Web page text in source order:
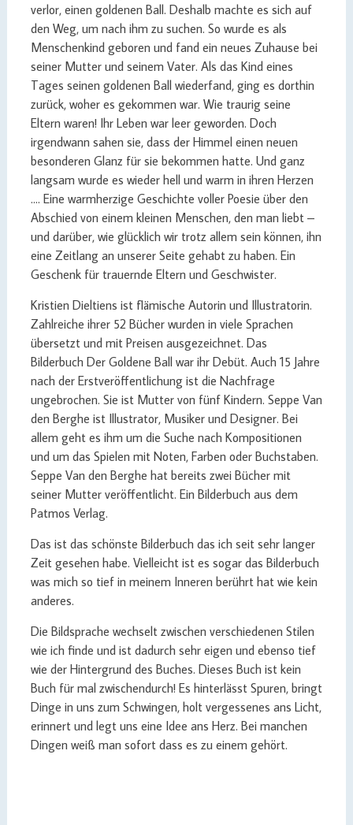
verlor, einen goldenen Ball. Deshalb machte es sich auf
den Weg, um nach ihm zu suchen. So wurde es als
Menschenkind geboren und fand ein neues Zuhause bei
seiner Mutter und seinem Vater. Als das Kind eines
Tages seinen goldenen Ball wiederfand, ging es dorthin
zurück, woher es gekommen war. Wie traurig seine
Eltern waren! Ihr Leben war leer geworden. Doch
irgendwann sahen sie, dass der Himmel einen neuen
besonderen Glanz für sie bekommen hatte. Und ganz
langsam wurde es wieder hell und warm in ihren Herzen
…. Eine warmherzige Geschichte voller Poesie über den
Abschied von einem kleinen Menschen, den man liebt –
und darüber, wie glücklich wir trotz allem sein können, ihn
eine Zeitlang an unserer Seite gehabt zu haben. Ein
Geschenk für trauernde Eltern und Geschwister.
Kristien Dieltiens ist flämische Autorin und Illustratorin.
Zahlreiche ihrer 52 Bücher wurden in viele Sprachen
übersetzt und mit Preisen ausgezeichnet. Das
Bilderbuch Der Goldene Ball war ihr Debüt. Auch 15 Jahre
nach der Erstveröffentlichung ist die Nachfrage
ungebrochen. Sie ist Mutter von fünf Kindern. Seppe Van
den Berghe ist Illustrator, Musiker und Designer. Bei
allem geht es ihm um die Suche nach Kompositionen
und um das Spielen mit Noten, Farben oder Buchstaben.
Seppe Van den Berghe hat bereits zwei Bücher mit
seiner Mutter veröffentlicht. Ein Bilderbuch aus dem
Patmos Verlag.
Das ist das schönste Bilderbuch das ich seit sehr langer
Zeit gesehen habe. Vielleicht ist es sogar das Bilderbuch
was mich so tief in meinem Inneren berührt hat wie kein
anderes.
Die Bildsprache wechselt zwischen verschiedenen Stilen
wie ich finde und ist dadurch sehr eigen und ebenso tief
wie der Hintergrund des Buches. Dieses Buch ist kein
Buch für mal zwischendurch! Es hinterlässt Spuren, bringt
Dinge in uns zum Schwingen, holt vergessenes ans Licht,
erinnert und legt uns eine Idee ans Herz. Bei manchen
Dingen weiß man sofort dass es zu einem gehört.